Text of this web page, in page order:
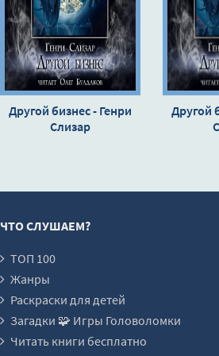
Глава четырнадцатая. Новости о
Глава пятнадцатая. Обломы с ларцом
Глава шестнадцатая. Козлы в городе
Глава семнадцатая. Визит в альма-
Глава восемнадцатая. Замок Кащея
Глава двадцать вторая. Живее всех
Глава двадцать третья. Репетиция
Глава двадцать четвертая. Живее
Глава двадцать пятая. Хазары
Глава двадцать шестая. Живее всех
Другой бизнес - Генри
Слизар
Другой
ЧТО СЛУШАЕМ?
ТОП 100
Жанры
Раскраски для детей
Загадки 🧩 Игры Головоломки
Читать книги бесплатно